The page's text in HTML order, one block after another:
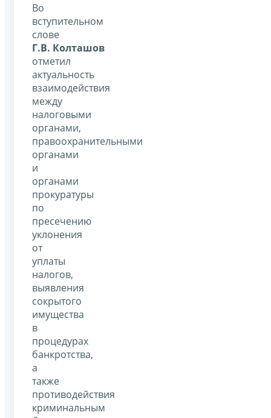
Во
вступительном
слове
Г.В. Колташов
отметил
актуальность
взаимодействия
между
налоговыми
органами,
правоохранительными
органами
и
органами
прокуратуры
по
пресечению
уклонения
от
уплаты
налогов,
выявления
сокрытого
имущества
в
процедурах
банкротства,
а
также
противодействия
криминальным